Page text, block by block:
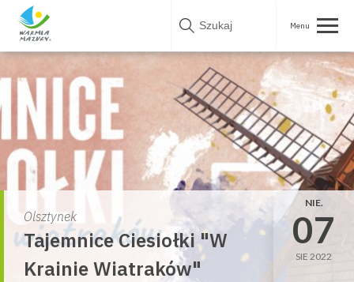
Skip
Olsztynek
Tajemnice Ciesiołki "W
Krainie Wiatraków"
NIE.
07
SIE 2022